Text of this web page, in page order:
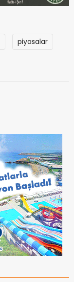
piyasalar